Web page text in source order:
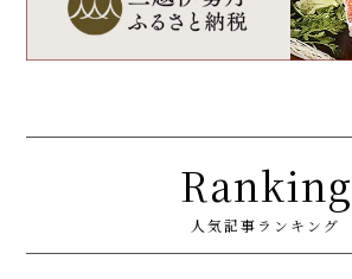
Ranking
人気記事ランキング